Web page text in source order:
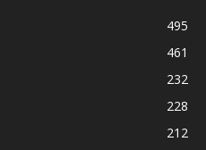
495
461
232
228
212